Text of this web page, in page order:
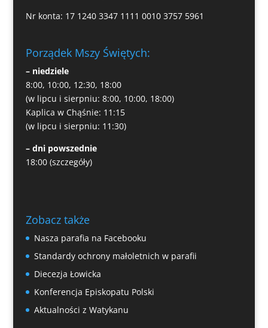
Nr konta: 17 1240 3347 1111 0010 3757 5961
Porządek Mszy Świętych:
– niedziele
8:00, 10:00, 12:30, 18:00
(w lipcu i sierpniu: 8:00, 10:00, 18:00)
Kaplica w Chąśnie: 11:15
(w lipcu i sierpniu: 11:30)
– dni powszednie
18:00 (szczegóły)
Zobacz także
Nasza parafia na Facebooku
Standardy ochrony małoletnich w parafii
Diecezja Łowicka
Konferencja Episkopatu Polski
Aktualności z Watykanu